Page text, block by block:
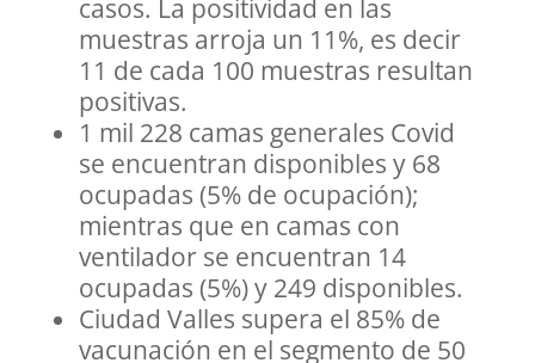
casos. La positividad en las
muestras arroja un 11%, es decir
11 de cada 100 muestras resultan
positivas.
1 mil 228 camas generales Covid
se encuentran disponibles y 68
ocupadas (5% de ocupación);
mientras que en camas con
ventilador se encuentran 14
ocupadas (5%) y 249 disponibles.
Ciudad Valles supera el 85% de
vacunación en el segmento de 50